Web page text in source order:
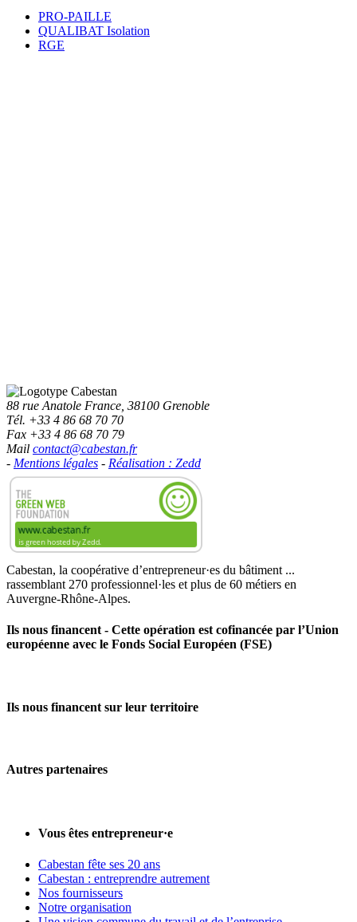
PRO-PAILLE
QUALIBAT Isolation
RGE
88 rue Anatole France, 38100 Grenoble
Tél. +33 4 86 68 70 70
Fax +33 4 86 68 70 79
Mail contact@cabestan.fr
- Mentions légales - Réalisation : Zedd
Cabestan, la coopérative d’entrepreneur·es du bâtiment ...
rassemblant 270 professionnel·les et plus de 60 métiers en
Auvergne‑Rhône‑Alpes.
Ils nous financent - Cette opération est cofinancée par l’Union
européenne avec le Fonds Social Européen (FSE)
Ils nous financent sur leur territoire
Autres partenaires
Vous êtes entrepreneur·e
Cabestan fête ses 20 ans
Cabestan : entreprendre autrement
Nos fournisseurs
Notre organisation